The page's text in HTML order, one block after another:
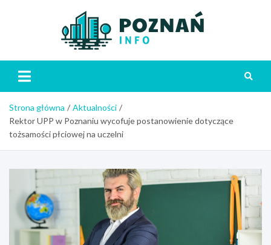
Strona główna
Aktualności
Rektor UPP w Poznaniu wycofuje postanowienie dotyczące
tożsamości płciowej na uczelni